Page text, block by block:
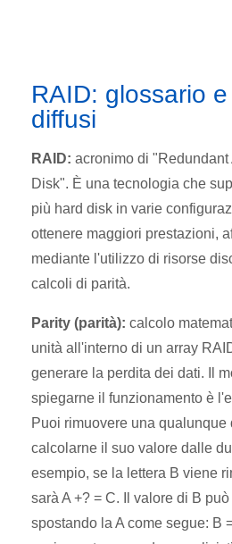
RAID: glossario
diffusi
RAID: acronimo di
Disk". È una tecnologia che
più hard disk in varie
ottenere maggiori prestazioni,
mediante l'utilizzo di risorse
calcoli di parità.
Parity (parità): calcolo
unità all'interno di un array
generare la perdita dei dati. Il
spiegarne il funzionamento è
Puoi rimuovere una qualunque
calcolarne il suo valore dalle
esempio, se la lettera B viene
sarà A +? = C. Il valore di B
spostando la A come segue: B